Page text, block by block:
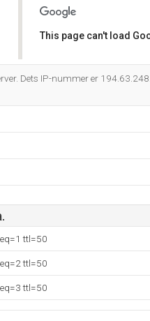
This page can't load
Dets IP-nummer er
ttl=50
ttl=50
ttl=50